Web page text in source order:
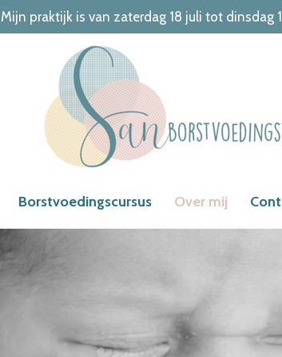
praktijk is van zaterdag 18 juli tot dinsdag
Borstvoedingscursus Over mij